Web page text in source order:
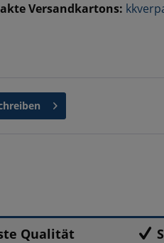
Versandkartons:
Qualität